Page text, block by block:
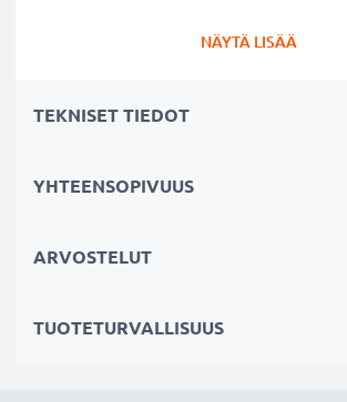
NÄYTÄ LISÄÄ
TEKNISET TIEDOT
YHTEENSOPIVUUS
ARVOSTELUT
TUOTETURVALLISUUS